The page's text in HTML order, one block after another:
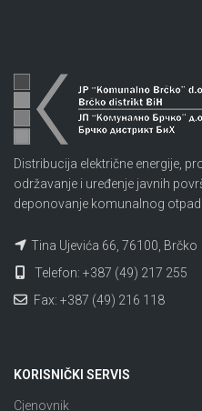
Distribucija električne energije,
održavanje i uređenje javnih
deponovanje komunalnog
Tina Ujevića 66, 76100, Brčko
Telefon: +387 (49) 217 255
Fax: +387 (49) 216 118
KORISNIČKI SERVIS
Cjenovnik